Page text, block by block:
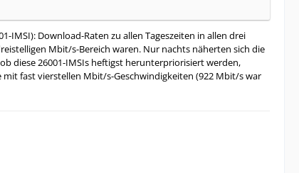
IMSI): Download-Raten zu allen Tageszeiten in allen drei
Mbit/s-Bereich waren. Nur nachts näherten sich die
diese 26001-IMSIs heftigst herunterpriorisiert werden,
fast vierstellen Mbit/s-Geschwindigkeiten (922 Mbit/s war